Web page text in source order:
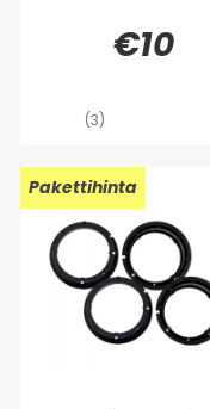
€10
(3)
Pakettihinta